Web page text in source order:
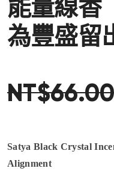
能量線香
為豐盛留
NT$66.
Satya Black Crystal
Alignment